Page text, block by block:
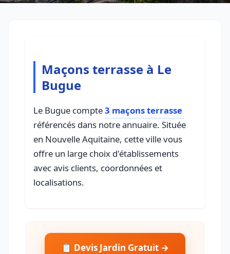
Maçons terrasse à Le
Bugue
Le Bugue compte3 maçons terrasse
référencés dans notre annuaire. Située
en Nouvelle Aquitaine, cette ville vous
offre un large choix d'établissements
avec avis clients, coordonnées et
localisations.
📋 Devis Jardin Gratuit →